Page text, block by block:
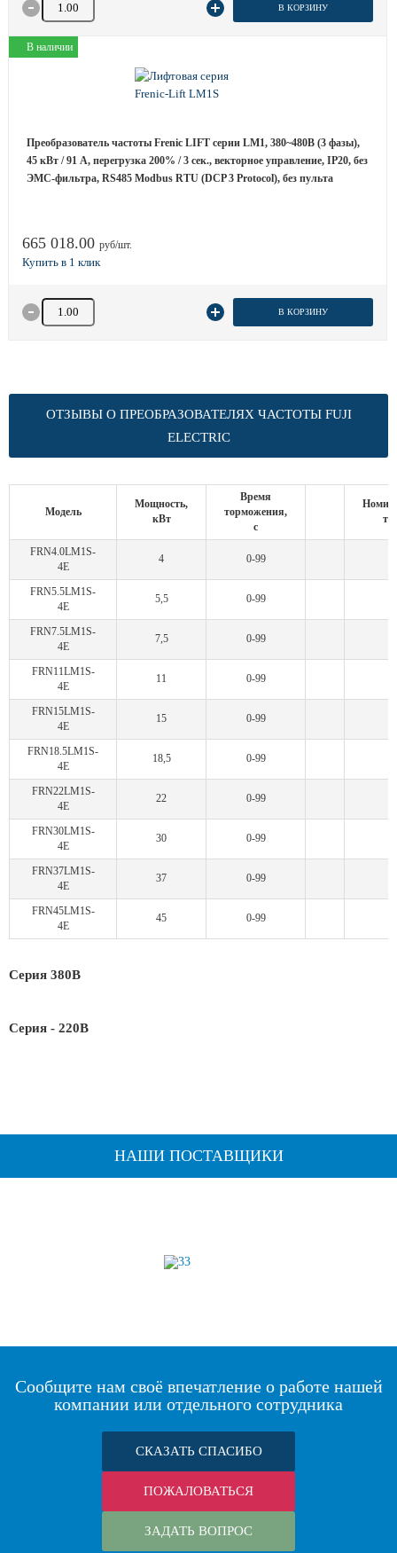
В КОРЗИНУ
В наличии
Преобразователь частоты Frenic LIFT серии LM1, 380~480B (3 фазы),
45 кВт / 91 A, перегрузка 200% / 3 сек., векторное управление, IP20, без
ЭМС-фильтра, RS485 Modbus RTU (DCP 3 Protocol), без пульта
665 018.00 руб/шт.
Количество товара В КОРЗИНУ
ОТЗЫВЫ О ПРЕОБРАЗОВАТЕЛЯХ ЧАСТОТЫ FUJI
ELECTRIC
Модель
Мощность,
кВт
Время
торможения,
с
FRN4.0LM1S-
4E
4 0-99
FRN5.5LM1S-
4E
5,5 0-99
FRN7.5LM1S-
4E
7,5 0-99
FRN11LM1S-
4E
11 0-99
FRN15LM1S-
4E
15 0-99
FRN18.5LM1S-
4E
18,5 0-99
FRN22LM1S-
4E
22 0-99
FRN30LM1S-
4E
30 0-99
FRN37LM1S-
4E
37 0-99
FRN45LM1S-
4E
45 0-99
Серия 380В
Серия - 220В
НАШИ ПОСТАВЩИКИ
Сообщите нам своё впечатление о работе нашей
компании или отдельного сотрудника
СКАЗАТЬ СПАСИБО
ПОЖАЛОВАТЬСЯ
ЗАДАТЬ ВОПРОС